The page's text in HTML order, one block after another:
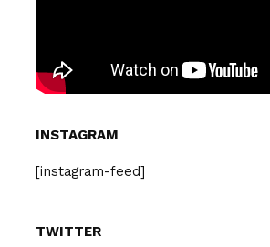
INSTAGRAM
[instagram-feed]
TWITTER